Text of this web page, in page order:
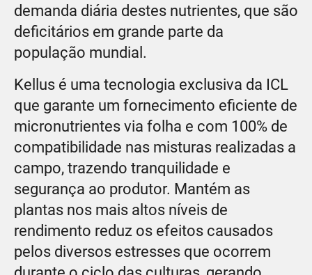
demanda diária destes nutrientes, que são
deficitários em grande parte da
população mundial.
Kellus é uma tecnologia exclusiva da ICL
que garante um fornecimento eficiente de
micronutrientes via folha e com 100% de
compatibilidade nas misturas realizadas a
campo, trazendo tranquilidade e
segurança ao produtor. Mantém as
plantas nos mais altos níveis de
rendimento reduz os efeitos causados
pelos diversos estresses que ocorrem